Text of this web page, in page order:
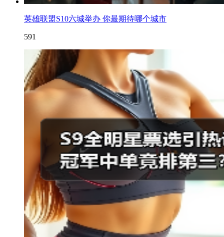
英雄联盟S10六城举办 你最期待哪个城市
591